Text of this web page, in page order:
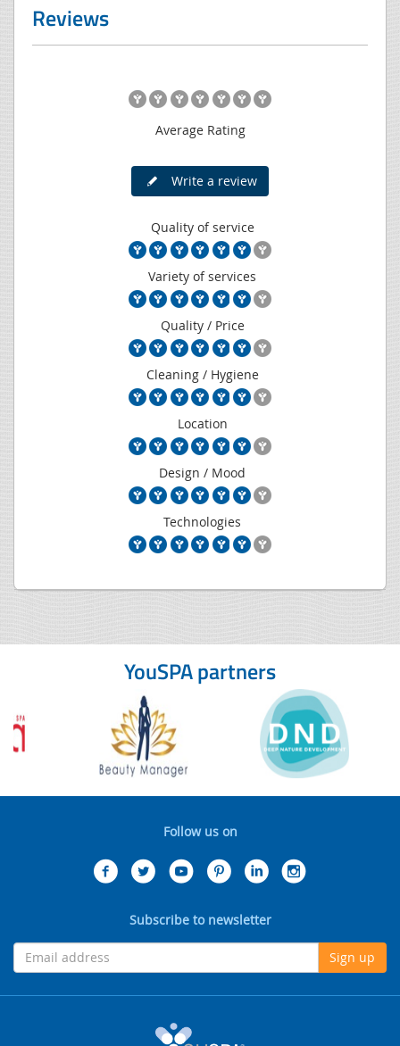
Reviews
Average Rating
Write a review
Quality of service
Variety of services
Quality / Price
Cleaning / Hygiene
Location
Design / Mood
Technologies
YouSPA partners
Follow us on
Subscribe to newsletter
Sign up